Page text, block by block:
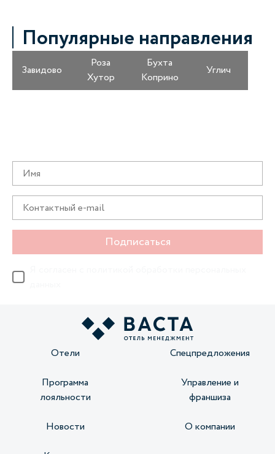
Популярные направления
Завидово
Роза
Хутор
Бухта
Коприно
Углич
Подписаться
Отели Спецпредложения
Программа
лояльности
Управление и
франшиза
Новости О компании